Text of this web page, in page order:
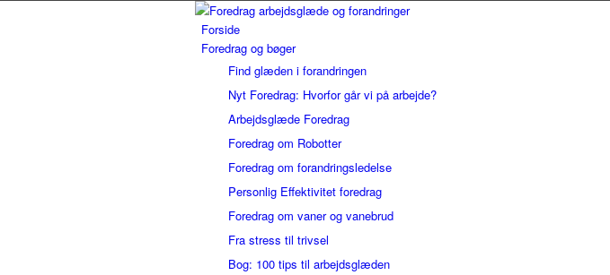
Forside
Foredrag og bøger
Find glæden i forandringen
Nyt Foredrag: Hvorfor går vi på arbejde?
Arbejdsglæde Foredrag
Foredrag om Robotter
Foredrag om forandringsledelse
Personlig Effektivitet foredrag
Foredrag om vaner og vanebrud
Fra stress til trivsel
Bog: 100 tips til arbejdsglæden